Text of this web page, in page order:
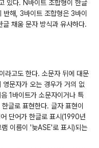
있다. N바이트 조합형이 한글
해, 3바이트 조합형은 3바이
채움 문자 방식과 유사하다.
라고도 한다. 소문자 뒤에 대문
문자가 오는 경우가 거의 없
1바이트가 소문자이거나 특
글로 표현한다. 글자 표현이
단어가 한글로 표시(1990년
이름이 '늦ASE'로 표시)되는